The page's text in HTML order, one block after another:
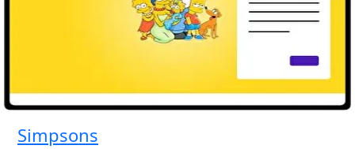
Simpsons